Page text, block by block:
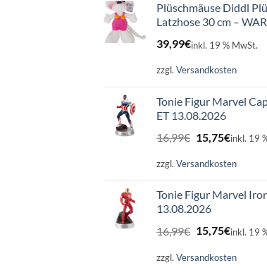
Plüschmäuse Diddl
Latzhose 30 cm –
39,99€inkl. 19 % MwSt.
zzgl. Versandkosten
Tonie Figur Marvel
ET 13.08.2026
16,99€
Preis
war:
15,75€
ist:
inkl. 19
zzgl. Versandkosten
Tonie Figur Marvel
13.08.2026
16,99€
war:
15,75€
ist:
inkl. 19
zzgl. Versandkosten